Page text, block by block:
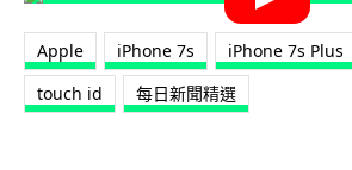
Apple iPhone 7s iPhone 7s Plus
touch id
每日新聞精選